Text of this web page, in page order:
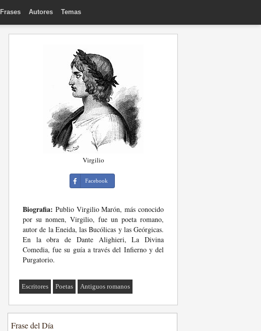
Frases Autores Temas
Virgilio
Facebook
Biografia: Publio Virgilio Marón, más conocido
por su nomen, Virgilio, fue un poeta romano,
autor de la Eneida, las Bucólicas y las Geórgicas.
En la obra de Dante Alighieri, La Divina
Comedia, fue su guía a través del Infierno y del
Purgatorio.
Escritores Poetas Antiguos romanos
Frase del Día